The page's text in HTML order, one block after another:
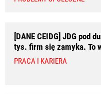
[DANE CEIDG] JDG pod
tys. firm się zamyka. To
PRACA I KARIERA